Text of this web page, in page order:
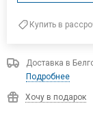
Купить в
Доставка в
Подробнее
Хочу в подарок